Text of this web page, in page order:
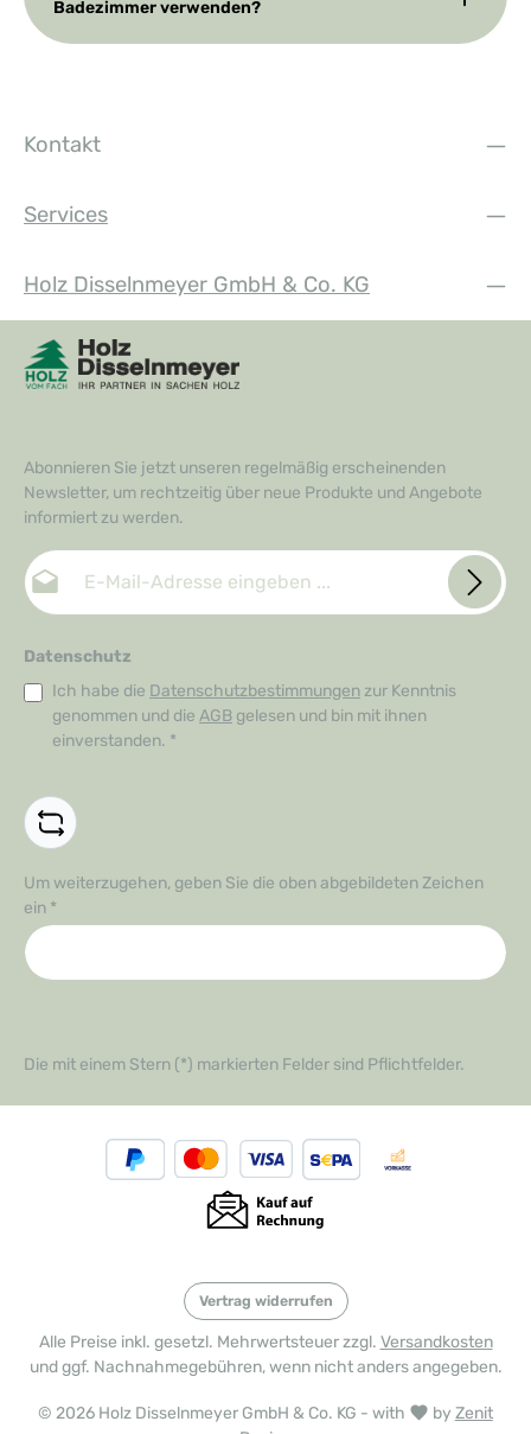
Badezimmer verwenden?
Kontakt
Services
Holz Disselnmeyer GmbH & Co. KG
Abonnieren Sie jetzt unseren regelmäßig erscheinenden
Newsletter, um rechtzeitig über neue Produkte und Angebote
informiert zu werden.
E-Mail-Adresse*
Datenschutz
Ich habe die Datenschutzbestimmungen zur Kenntnis
genommen und die AGB gelesen und bin mit ihnen
einverstanden. *
Um weiterzugehen, geben Sie die oben abgebildeten Zeichen
ein *
Die mit einem Stern (*) markierten Felder sind Pflichtfelder.
Vertrag widerrufen
© 2026 Holz Disselnmeyer GmbH & Co. KG - with by Zenit
Alle Preise inkl. gesetzl. Mehrwertsteuer zzgl. Versandkosten
und ggf. Nachnahmegebühren, wenn nicht anders angegeben.